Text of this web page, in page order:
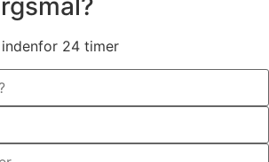
24 timer